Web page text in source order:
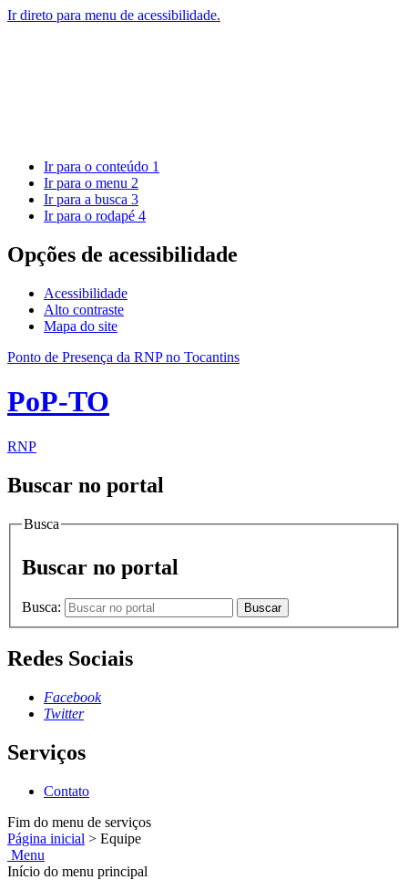
Ir direto para menu de acessibilidade.
Ir para o conteúdo 1
Ir para o menu 2
Ir para a busca 3
Ir para o rodapé 4
Opções de acessibilidade
Acessibilidade
Alto contraste
Mapa do site
Ponto de Presença da RNP no Tocantins
PoP-TO
RNP
Buscar no portal
Busca
Buscar no portal
Busca: Buscar
Redes Sociais
Facebook
Twitter
Serviços
Contato
Fim do menu de serviços
Página inicial > Equipe
Menu
Início do menu principal